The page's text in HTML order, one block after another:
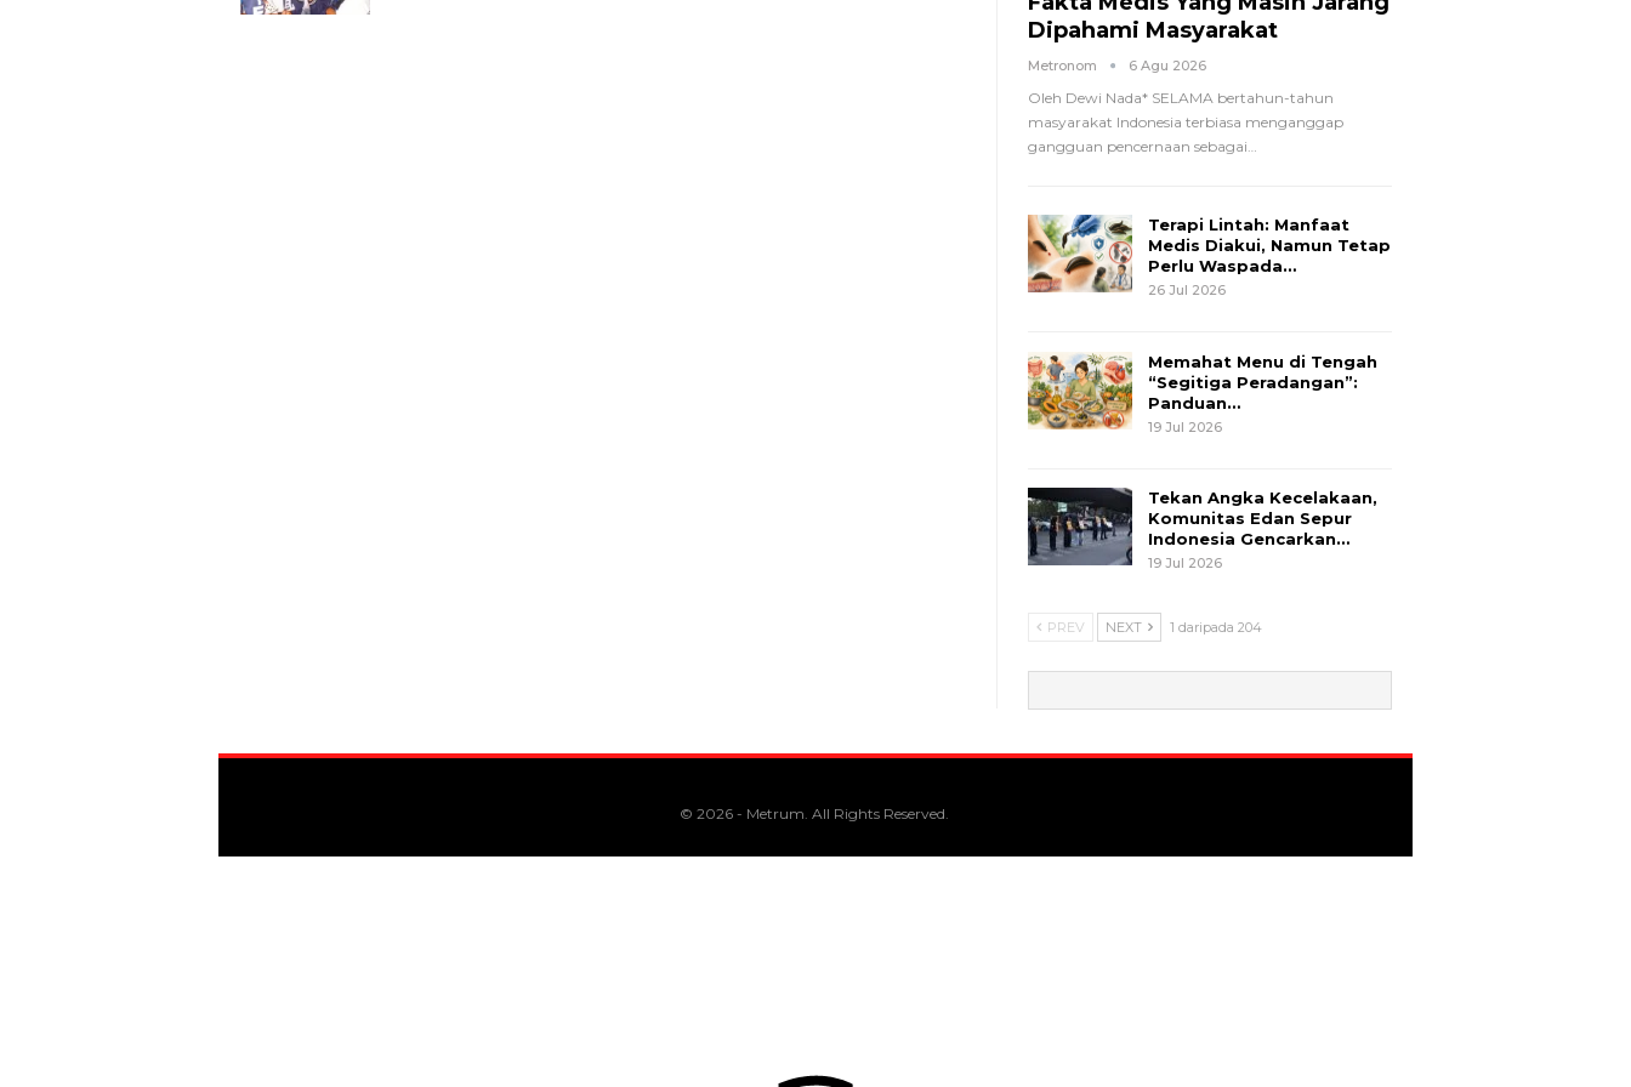
Dipahami Masyarakat
Metronom 6 Agu 2026
Oleh Dewi Nada* SELAMA bertahun-tahun
masyarakat Indonesia terbiasa menganggap
gangguan pencernaan sebagai…
Terapi Lintah: Manfaat
Medis Diakui, Namun Tetap
Perlu Waspada…
26 Jul 2026
Memahat Menu di Tengah
“Segitiga Peradangan”:
Panduan…
19 Jul 2026
Tekan Angka Kecelakaan,
Komunitas Edan Sepur
Indonesia Gencarkan…
19 Jul 2026
PREV NEXT 1 daripada 204
© 2026 - Metrum. All Rights Reserved.